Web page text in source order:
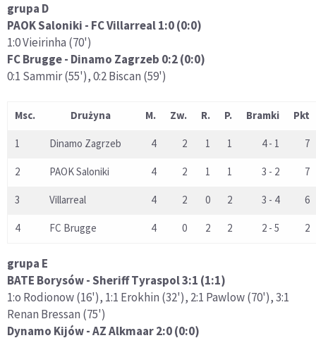
grupa D
PAOK Saloniki - FC Villarreal 1:0 (0:0)
1:0 Vieirinha (70')
FC Brugge - Dinamo Zagrzeb 0:2 (0:0)
0:1 Sammir (55'), 0:2 Biscan (59')
Msc. Drużyna M. Zw. R. P. Bramki Pkt
1 Dinamo Zagrzeb 4 2 1 1 4 - 1 7
2 PAOK Saloniki 4 2 1 1 3 - 2 7
3 Villarreal 4 2 0 2 3 - 4 6
4 FC Brugge 4 0 2 2 2 - 5 2
grupa E
BATE Borysów - Sheriff Tyraspol 3:1 (1:1)
1:o Rodionow (16'), 1:1 Erokhin (32'), 2:1 Pawlow (70'), 3:1
Renan Bressan (75')
Dynamo Kijów - AZ Alkmaar 2:0 (0:0)